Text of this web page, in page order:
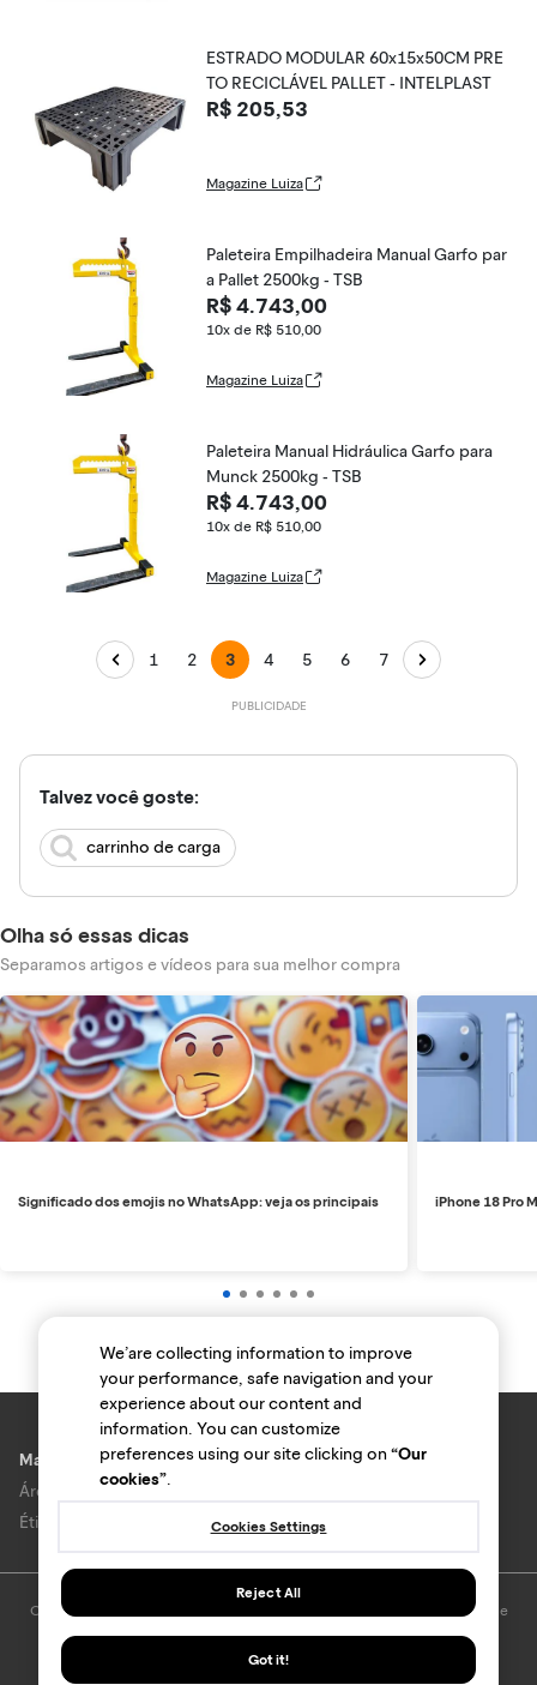
ESTRADO MODULAR 60x15x50CM PRE
TO RECICLÁVEL PALLET - INTELPLAST
R$ 205,53
Magazine Luiza
Paleteira Empilhadeira Manual Garfo par
a Pallet 2500kg - TSB
R$ 4.743,00
10x de R$ 510,00
Magazine Luiza
Paleteira Manual Hidráulica Garfo para
Munck 2500kg - TSB
R$ 4.743,00
10x de R$ 510,00
Magazine Luiza
1 2 3 4 5 6 7
Talvez você goste:
carrinho de carga
Olha só essas dicas
Separamos artigos e vídeos para sua melhor compra
Significado dos emojis no WhatsApp: veja os principais iPhone 18 Pro
Marcas e lojas
Área do anunciante
Ética e Integridade
O uso deste site está sujeito aos termos e condições do Termo de Uso
e
We’are collecting information to improve
your performance, safe navigation and your
experience about our content and
information. You can customize
preferences using our site clicking on“Our
cookies”.
Cookies Settings
Reject All
Got it!